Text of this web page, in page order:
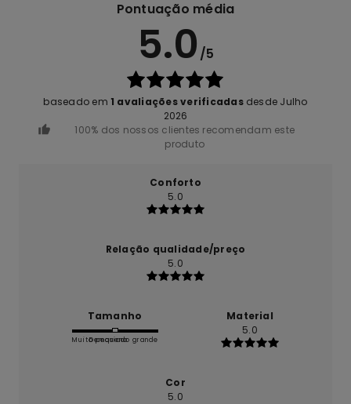
Pontuação média
5.0 /5
baseado em 1 avaliações verificadasdesde Julho
2026
100% dos nossos clientes recomendam este
produto
Conforto
5.0
Relação qualidade/preço
5.0
Tamanho
Muito pequeno
Demasiado grande
Material
5.0
Cor
5.0